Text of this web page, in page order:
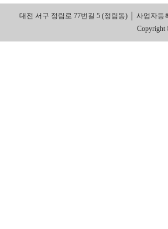
대전 서구 정림로 77번길 5 (정림동) │ 사업자등